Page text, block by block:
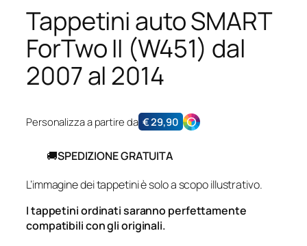
Tappetini auto SMART
ForTwo II (W451) dal
2007 al 2014
Personalizza a partire da €29,90
🚚SPEDIZIONE GRATUITA
L’immagine dei tappetini è solo a scopo illustrativo.
I tappetini ordinati saranno perfettamente
compatibili con gli originali.